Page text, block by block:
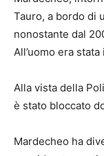
Tauro, a bordo di
nonostante dal
All’uomo era
Alla vista della
è stato bloccato
Mardecheo ha